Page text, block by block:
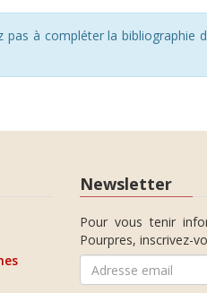
à compléter la bibliographie
Newsletter
Pour vous tenir
Pourpres, inscrivez-